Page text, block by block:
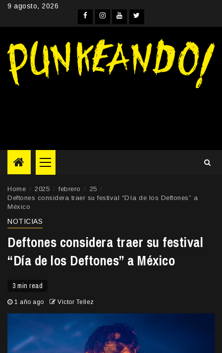
Skip9 agosto, 2026
Facebook
Instagram
YouTube
Twitter
Primary
Menu
Home 2025 febrero
25
Deftones considera traer su festival “Día de los Deftones” a
México
NOTICIAS
Deftones considera traer su festival
“Día de los Deftones” a México
3 min read
1 año ago Victor Tellez